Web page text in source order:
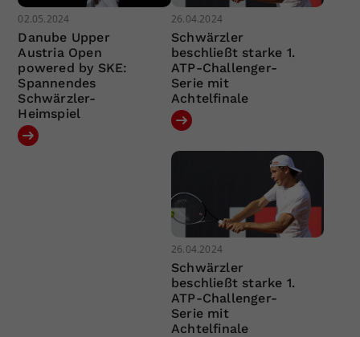
02.05.2024
Danube Upper
Austria Open
powered by SKE:
Spannendes
Schwärzler-
Heimspiel
26.04.2024
Schwärzler
beschließt starke 1.
ATP-Challenger-
Serie mit
Achtelfinale
26.04.2024
Schwärzler
beschließt starke 1.
ATP-Challenger-
Serie mit
Achtelfinale